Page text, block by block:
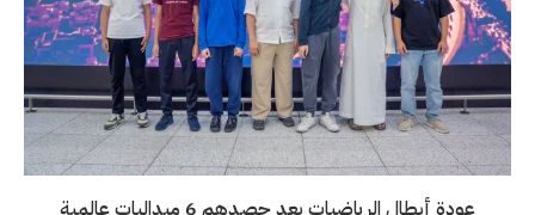
عودة أبطال الرياضيات بعد حصدهم 6 ميداليات عالمية